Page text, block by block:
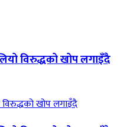
विरुद्धको खोप लगाइँदै